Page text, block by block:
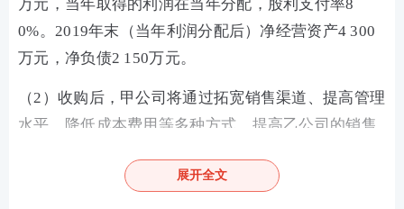
万元，当年取得的利润在当年分配，股利支付率8
0%。2019年末（当年利润分配后）净经营资产4 300
万元，净负债2 150万元。
（2）收购后，甲公司将通过拓宽销售渠道、提高管理
水平、降低成本费用等多种方式，提高乙公司的销售
00万元，2021年营业收入比2020年增长10%，2022年
展开全文